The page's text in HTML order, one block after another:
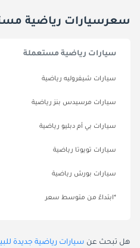
سعرسيارات رياضية
سيارات رياضية مستعملة
سيارات شيفروليه رياضية
سيارات مرسيدس بنز رياضية
سيارات بي أم دبليو رياضية
سيارات تويوتا رياضية
سيارات بورش رياضية
*ابتداءً من متوسط سعر
هل تبحث عن سيارات رياضية جديدة